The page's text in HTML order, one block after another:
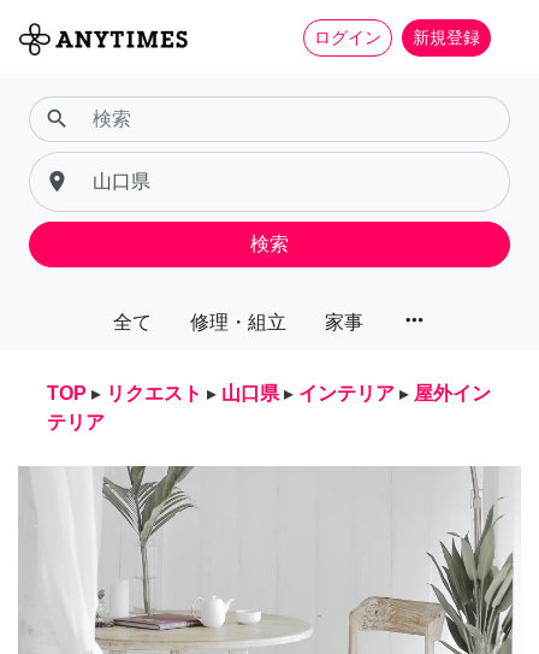
ログイン 新規登録
全て 修理・組立 家事 more_horiz
search
place
検索
TOP ▸ リクエスト ▸ 山口県 ▸ インテリア ▸ 屋外イン
テリア